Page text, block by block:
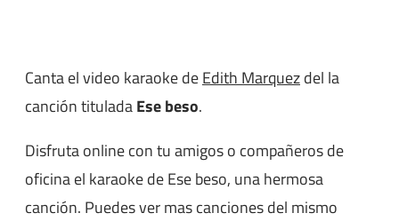
Canta el video karaoke deEdith Marquezdel la
canción tituladaEse beso.
Disfruta online con tu amigos o compañeros de
oficina el karaoke de Ese beso, una hermosa
canción. Puedes ver mas canciones del mismo